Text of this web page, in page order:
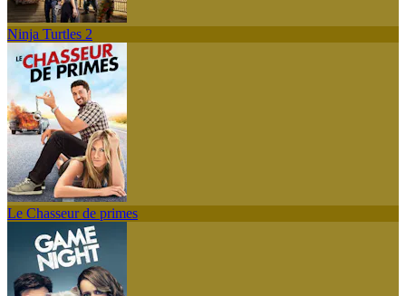
Ninja Turtles 2
Le Chasseur de primes